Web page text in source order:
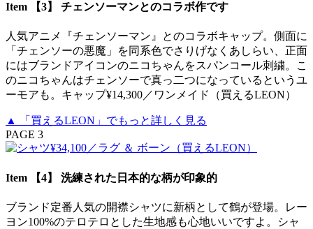
Item 【3】 チェンソーマンとのコラボ作です
人気アニメ『チェンソーマン』とのコラボキャップ。側面に
「チェンソーの悪魔」を同系色でさりげなくあしらい、正面
にはブランドアイコンのニコちゃんをスパンコール刺繍。こ
のニコちゃんはチェンソーで真っ二つになっているというユ
ーモアも。キャップ¥14,300／ワンメイド（買えるLEON）
▲ 「買えるLEON」でもっと詳しく見る
PAGE 3
Item 【4】 洗練された日本的な柄が印象的
ブランド定番人気の開襟シャツに新柄として鶴が登場。レー
ヨン100%のテロテロとした生地感も心地いいですよ。シャ